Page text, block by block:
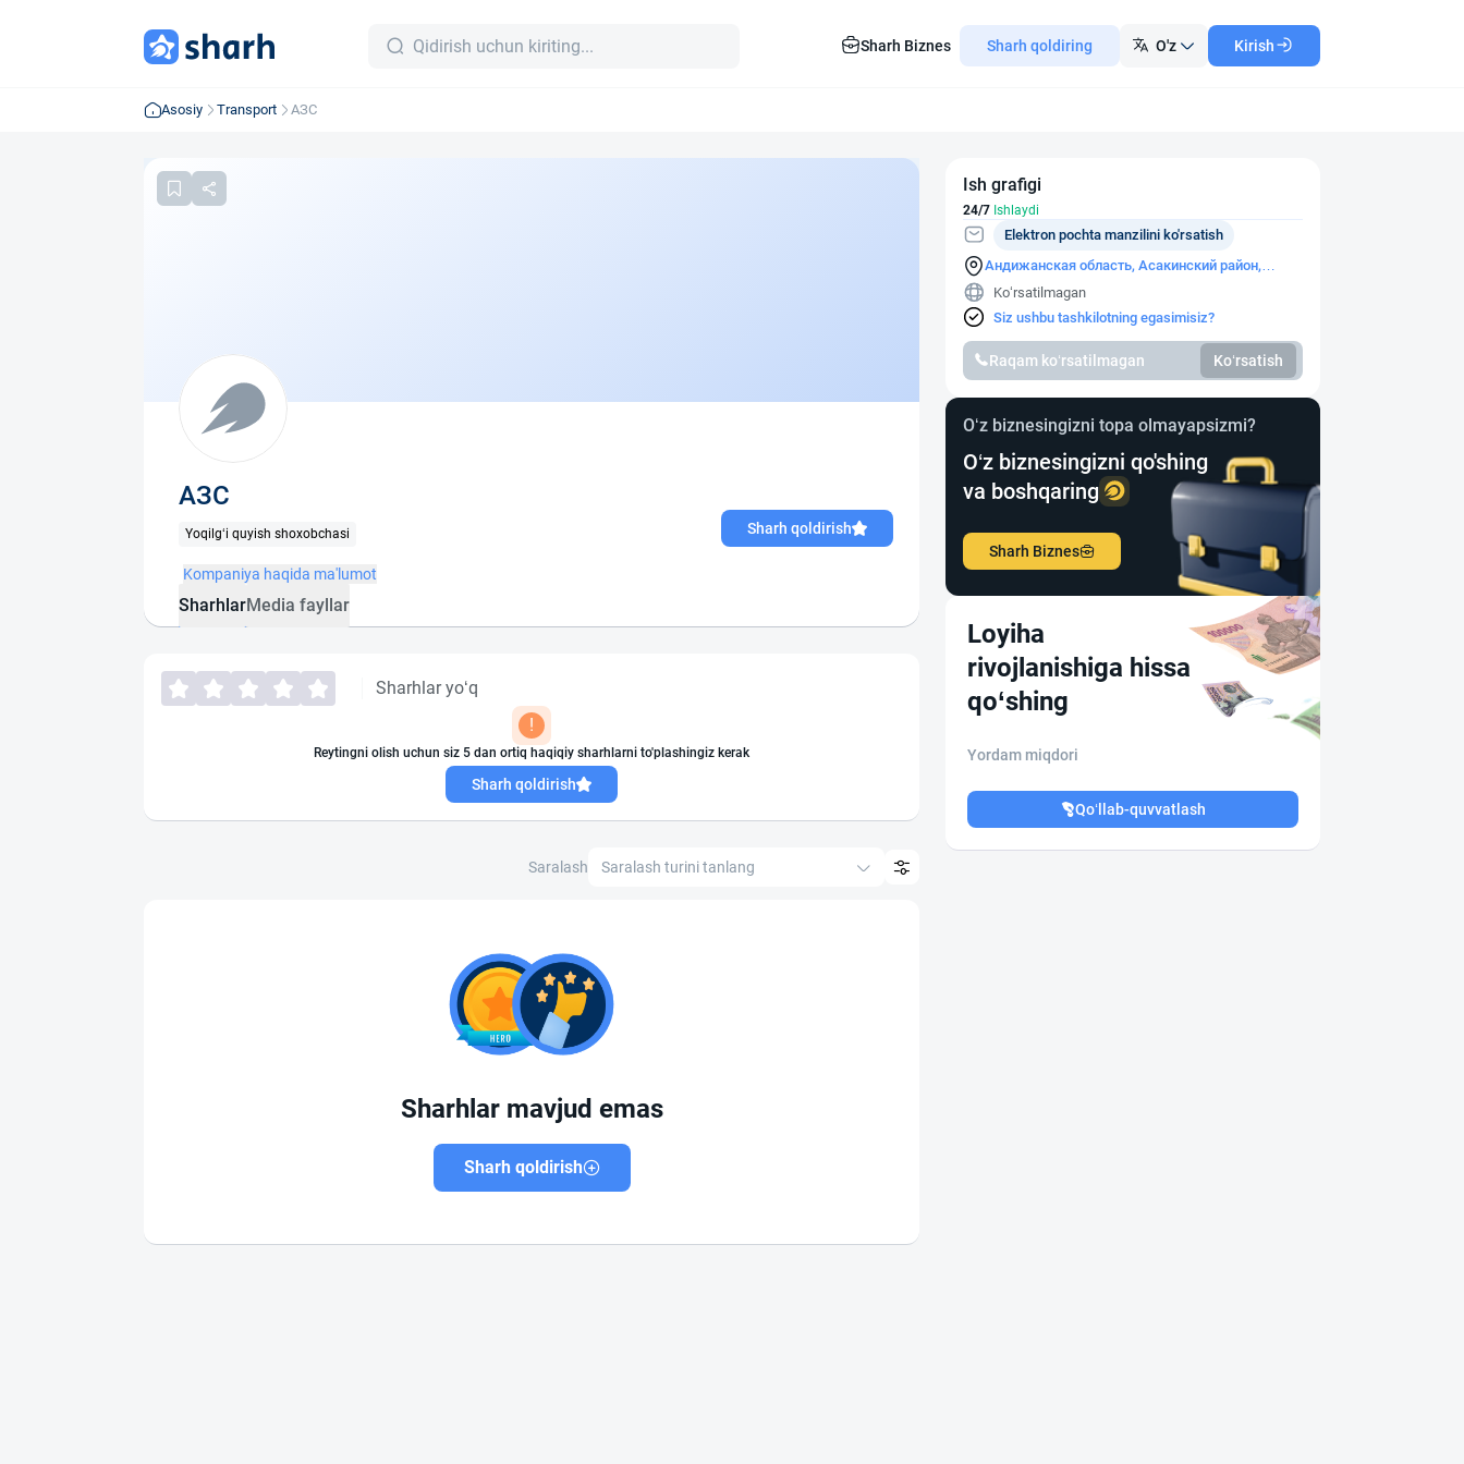
Sharh Biznes Sharh qoldiring O'z Kirish
Asosiy Transport АЗС
АЗС
Yoqilg‘i quyish shoxobchasi Sharh qoldirish
Kompaniya haqida ma'lumot
SharhlarMedia fayllar
Sharhlar yo‘q
!
Reytingni olish uchun siz 5 dan ortiq haqiqiy sharhlarni to'plashingiz kerak
Sharh qoldirish
Saralash Saralash turini tanlang
Sharhlar mavjud emas
Sharh qoldirish
Ish grafigi
24/7 Ishlaydi
Андижанская область, Асакинский район,
махаллинский сход граждан Шуркишлок, улица
Бешгул
Elektron pochta manzilini ko'rsatish
Ko‘rsatilmagan
Siz ushbu tashkilotning egasimisiz?
Raqam ko‘rsatilmagan Ko‘rsatish
O‘z biznesingizni topa olmayapsizmi?
O‘z biznesingizni qo'shing
va boshqaring
Sharh Biznes
Loyiha
rivojlanishiga hissa
qo‘shing
Yordam miqdori
Qo‘llab-quvvatlash